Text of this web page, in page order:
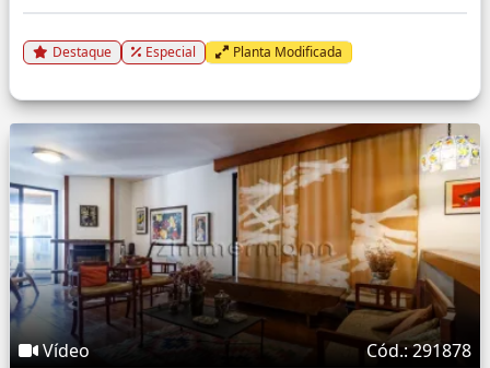
Destaque Especial Planta Modificada
Vídeo Cód.: 291878